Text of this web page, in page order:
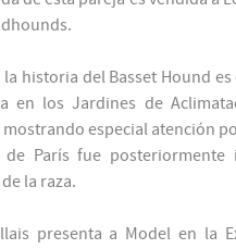
historia del Basset Hound
en los Jardines de
especial atención
París fue
la raza.
presenta a Model en la